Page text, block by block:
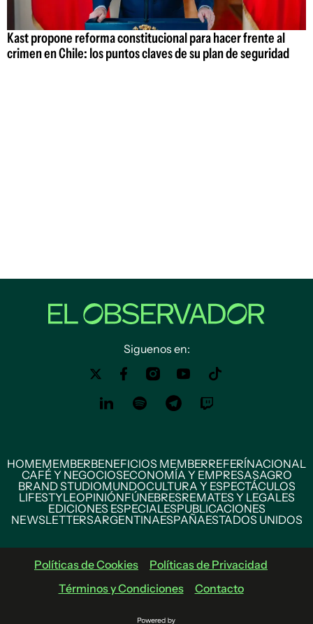
Kast propone reforma constitucional para hacer frente al
crimen en Chile: los puntos claves de su plan de seguridad
Siguenos en:
HOMEMEMBERBENEFICIOS MEMBERREFERÍNACIONAL
CAFÉ Y NEGOCIOSECONOMÍA Y EMPRESASAGRO
BRAND STUDIOMUNDOCULTURA Y ESPECTÁCULOS
LIFESTYLEOPINIÓNFÚNEBRESREMATES Y LEGALES
EDICIONES ESPECIALESPUBLICACIONES
NEWSLETTERSARGENTINAESPAÑAESTADOS UNIDOS
Políticas de Cookies
Políticas de Privacidad
Términos y Condiciones
Contacto